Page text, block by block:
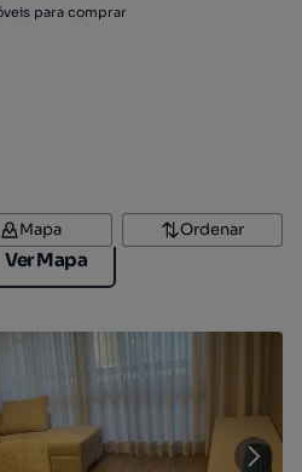
para comprar
Mapa Ordenar
Ver Mapa